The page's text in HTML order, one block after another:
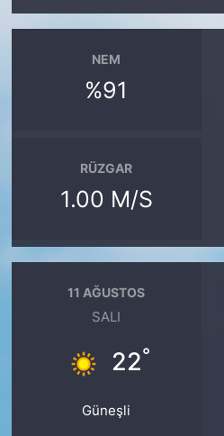
NEM
%91
RÜZGAR
1.00 M/S
11 AĞUSTOS
SALI
22°
Güneşli